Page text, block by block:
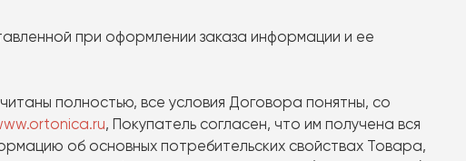
при оформлении заказа информации и ее
полностью, все условия Договора понятны, со
, Покупатель согласен, что им получена вся
об основных потребительских свойствах Товара,